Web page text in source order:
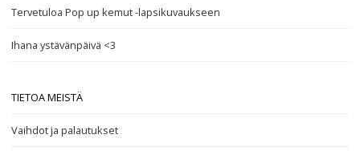
Tervetuloa Pop up kemut -lapsikuvaukseen
Ihana ystävänpäivä <3
TIETOA MEISTÄ
Vaihdot ja palautukset